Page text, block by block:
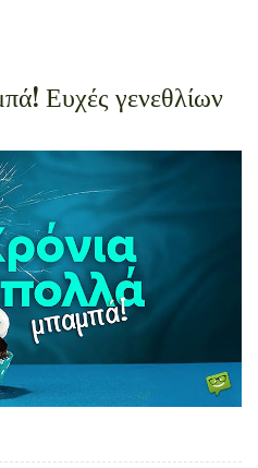
Ευχές γενεθλίων